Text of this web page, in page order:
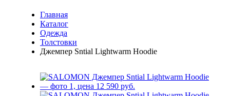
Главная
Каталог
Одежда
Толстовки
Джемпер Sntial Lightwarm Hoodie